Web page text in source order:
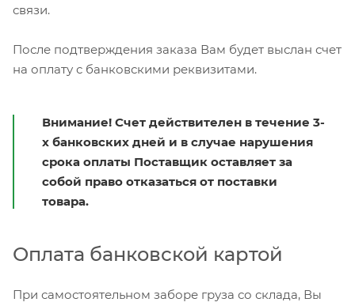
связи.
После подтверждения заказа Вам будет выслан счет
на оплату с банковскими реквизитами.
Внимание! Счет действителен в течение 3-
х банковских дней и в случае нарушения
срока оплаты Поставщик оставляет за
собой право отказаться от поставки
товара.
Оплата банковской картой
При самостоятельном заборе груза со склада, Вы